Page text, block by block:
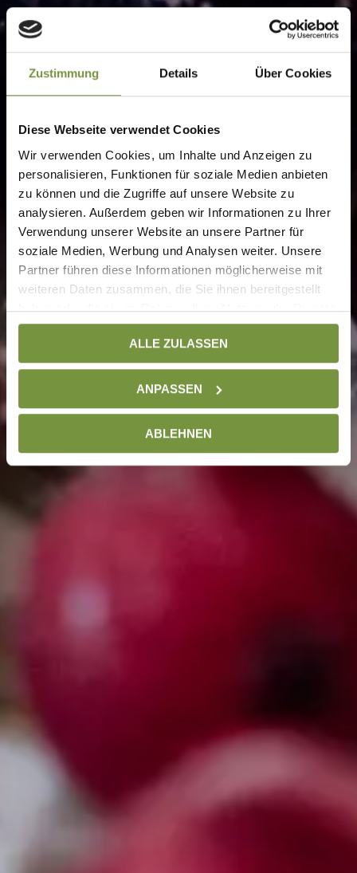
Zustimmung Details Über Cookies
Diese Webseite verwendet Cookies
Wir verwenden Cookies, um Inhalte und Anzeigen zu
personalisieren, Funktionen für soziale Medien anbieten
zu können und die Zugriffe auf unsere Website zu
analysieren. Außerdem geben wir Informationen zu Ihrer
Verwendung unserer Website an unsere Partner für
soziale Medien, Werbung und Analysen weiter. Unsere
Partner führen diese Informationen möglicherweise mit
weiteren Daten zusammen, die Sie ihnen bereitgestellt
haben oder die sie im Rahmen Ihrer Nutzung der Dienste
gesammelt haben. Weitere Informationen finden Sie auf
DatenschutzseiteALLE ZULASSEN
ANPASSEN
ABLEHNEN